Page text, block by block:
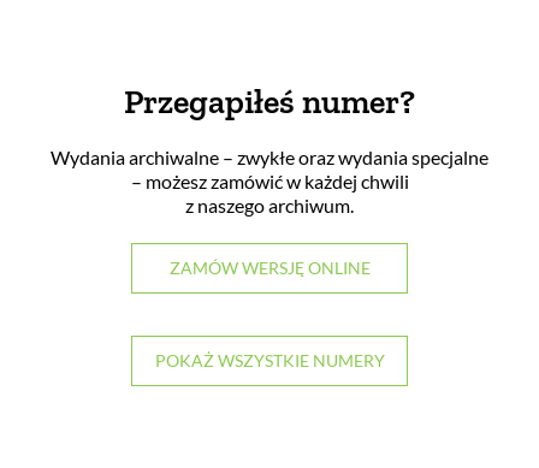
Przegapiłeś numer?
Wydania archiwalne – zwykłe oraz wydania specjalne
– możesz zamówić w każdej chwili
z naszego archiwum.
ZAMÓW WERSJĘ ONLINE
POKAŻ WSZYSTKIE NUMERY